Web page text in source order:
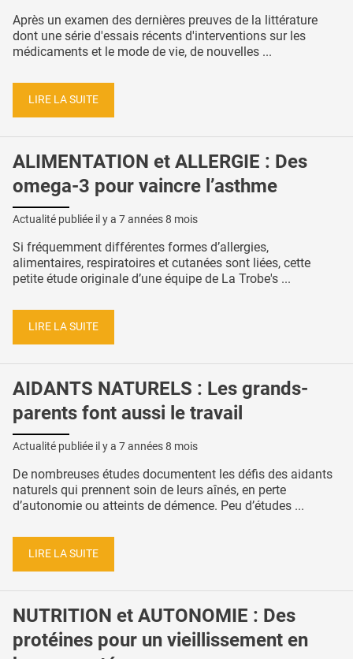
Après un examen des dernières preuves de la littérature
dont une série d'essais récents d'interventions sur les
médicaments et le mode de vie, de nouvelles ...
LIRE LA SUITE
ALIMENTATION et ALLERGIE : Des
omega-3 pour vaincre l’asthme
Actualité publiée il y a 7 années 8 mois
Si fréquemment différentes formes d’allergies,
alimentaires, respiratoires et cutanées sont liées, cette
petite étude originale d’une équipe de La Trobe's ...
LIRE LA SUITE
AIDANTS NATURELS : Les grands-
parents font aussi le travail
Actualité publiée il y a 7 années 8 mois
De nombreuses études documentent les défis des aidants
naturels qui prennent soin de leurs aînés, en perte
d’autonomie ou atteints de démence. Peu d’études ...
LIRE LA SUITE
NUTRITION et AUTONOMIE : Des
protéines pour un vieillissement en